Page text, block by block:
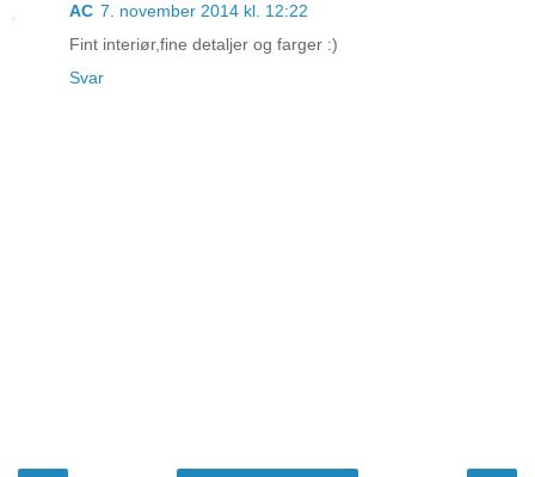
AC 7. november 2014 kl. 12:22
Fint interiør,fine detaljer og farger :)
Svar